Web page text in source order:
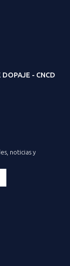
- CNCD
noticias y